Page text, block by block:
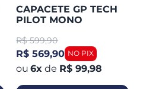
CAPACETE GP TECH
PILOT MONO
R$ 599,90
R$ 569,90
6x de R$ 99,98